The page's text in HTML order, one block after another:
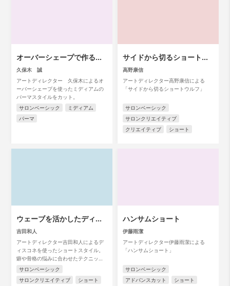
オーバーシェープで作るパ
ーマスタイル
久保木 誠
アートディレクター 久保木によるオ
ーバーシェープを使ったミディアムの
パーマスタイルをカット。
サロンベーシック
ミディアム
パーマ
サイドから切るショートウ
ルフ
高野康信
アートディレクター高野康信による
「サイドから切るショートウルフ」
サロンベーシック
サロンクリエイティブ
クリエイティブ
ショート
ウェーブを活かしたディス
コネショート
吉田和人
アートディレクター吉田和人によるデ
ィスコネを使ったショートスタイル。
癖や骨格の悩みに合わせたテクニック
を紹介。
サロンベーシック
サロンクリエイティブ
ショート
ハンサムショート
伊藤雨潔
アートディレクター伊藤雨潔による
「ハンサムショート」
サロンベーシック
アドバンスカット
ショート